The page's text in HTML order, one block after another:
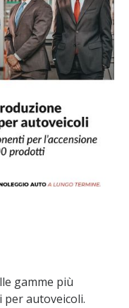
gamme più
per autoveicoli.